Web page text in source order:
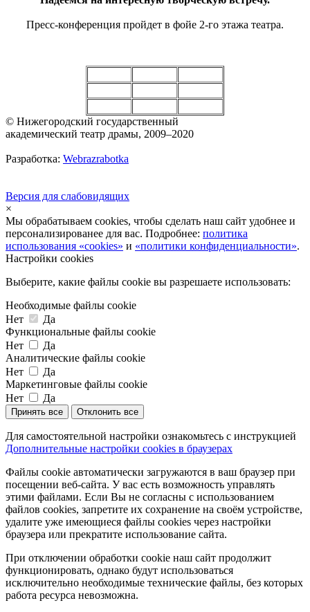
Пресс-конференция пройдет в фойе 2-го этажа театра.
© Нижегородский государственный
академический театр драмы, 2009–2020
Разработка: Webrazrabotka
Версия для слабовидящих
×
Мы обрабатываем cookies, чтобы сделать наш сайт удобнее и
персонализированее для вас. Подробнее: политика
использования «cookies» и «политики конфиденциальности».
Настройки cookies
Выберите, какие файлы cookie вы разрешаете использовать:
Необходимые файлы cookie
Нет
Да
Функциональные файлы cookie
Нет
Да
Аналитические файлы cookie
Нет
Да
Маркетинговые файлы cookie
Нет
Да
Принять все Отклонить все
Для самостоятельной настройки ознакомьтесь с инструкцией
Дополнительные настройки cookies в браузерах
Файлы cookie автоматически загружаются в ваш браузер при
посещении веб-сайта. У вас есть возможность управлять
этими файлами. Если Вы не согласны с использованием
файлов cookies, запретите их сохранение на своём устройстве,
удалите уже имеющиеся файлы cookies через настройки
браузера или прекратите использование сайта.
При отключении обработки cookie наш сайт продолжит
функционировать, однако будут использоваться
исключительно необходимые технические файлы, без которых
работа ресурса невозможна.